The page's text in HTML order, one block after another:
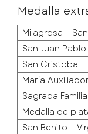
Medalla
Milagrosa
San Juan Pablo
San Cristobal
María
Sagrada Familia
Medalla de
San Benito